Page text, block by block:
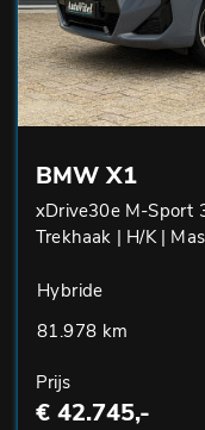
BMW X1
xDrive30e M-Sport
Trekhaak | H/K |
Hybride
81.978 km
Prijs
€ 42.745,-